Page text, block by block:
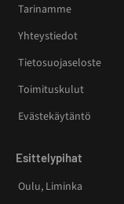
Tarinamme
Yhteystiedot
Tietosuojaseloste
Toimituskulut
Evästekäytäntö
Esittelypihat
Oulu, Liminka